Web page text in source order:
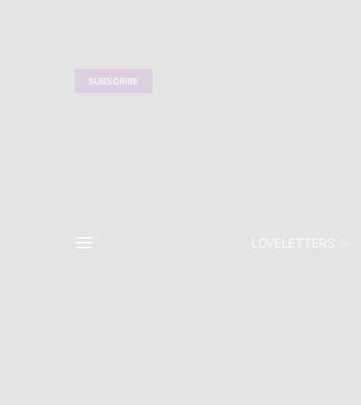
SUBSCRIBE
LOVELETTERS